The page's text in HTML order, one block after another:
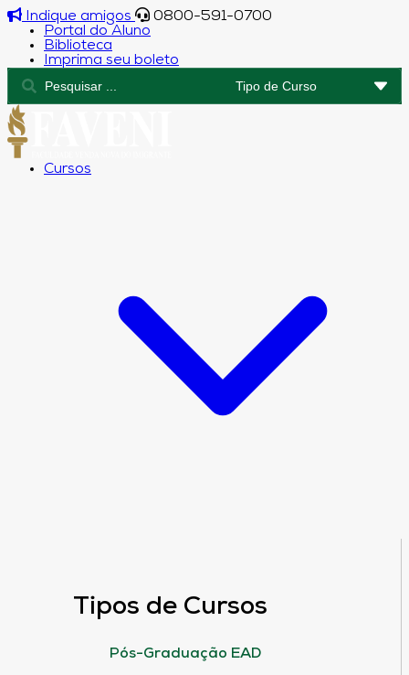
Indique amigos
0800-591-0700
Portal do Aluno
Biblioteca
Imprima seu boleto
Cursos
Tipos de Cursos
Pós-Graduação EAD